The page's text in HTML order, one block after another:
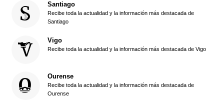
Santiago
Recibe toda la actualidad y la información más destacada de
Santiago
Vigo
Recibe toda la actualidad y la información más destacada de Vigo
Ourense
Recibe toda la actualidad y la información más destacada de
Ourense